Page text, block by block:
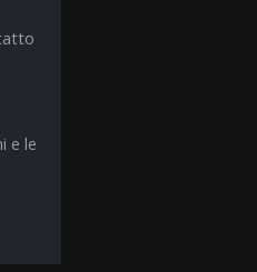
e le